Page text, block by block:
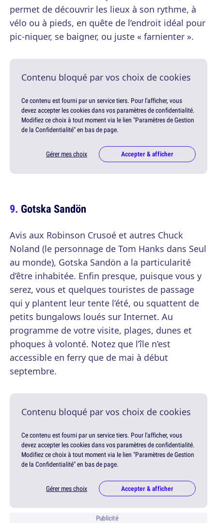
permet de découvrir les lieux à son rythme, à
vélo ou à pieds, en quête de l’endroit idéal pour
pic-niquer, se baigner, ou juste « farnienter ».
Contenu bloqué par vos choix de cookies
Ce contenu est fourni par un service tiers. Pour l'afficher, vous
devez accepter les cookies dans vos paramètres de confidentialité.
Modifiez ce choix à tout moment via le lien "Paramètres de Gestion
de la Confidentialité" en bas de page.
Gérer mes choix Accepter & afficher
Gotska Sandön
Avis aux Robinson Crusoé et autres Chuck
Noland (le personnage de Tom Hanks dans Seul
au monde), Gotska Sandön a la particularité
d’être inhabitée. Enfin presque, puisque vous y
serez, vous et quelques touristes de passage
qui y plantent leur tente l’été, ou squattent de
petits bungalows loués sur Internet. Au
programme de votre visite, plages, dunes et
phoques à volonté. Notez que l’île n’est
accessible en ferry que de mai à début
septembre.
Contenu bloqué par vos choix de cookies
Ce contenu est fourni par un service tiers. Pour l'afficher, vous
devez accepter les cookies dans vos paramètres de confidentialité.
Modifiez ce choix à tout moment via le lien "Paramètres de Gestion
de la Confidentialité" en bas de page.
Gérer mes choix Accepter & afficher
Publicité